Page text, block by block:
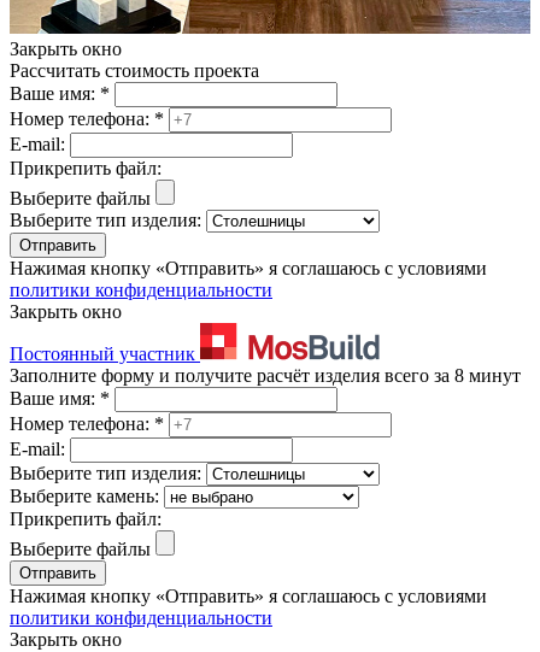
Закрыть окно
Рассчитать стоимость проекта
Ваше имя: *
Номер телефона: *
E-mail:
Прикрепить файл:
Выберите файлы
Выберите тип изделия:
Отправить
Нажимая кнопку «Отправить» я соглашаюсь с условиями
политики конфиденциальности
Закрыть окно
Постоянный участник
Заполните форму и получите расчёт изделия всего за 8 минут
Ваше имя: *
Номер телефона: *
E-mail:
Выберите тип изделия:
Выберите камень:
Прикрепить файл:
Выберите файлы
Отправить
Нажимая кнопку «Отправить» я соглашаюсь с условиями
политики конфиденциальности
Закрыть окно